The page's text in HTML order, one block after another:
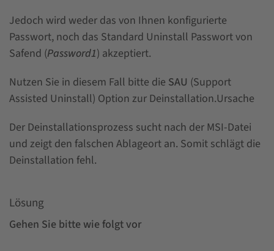
Jedoch wird weder das von Ihnen konfigurierte
Passwort, noch das Standard Uninstall Passwort von
Safend (Password1) akzeptiert.
Nutzen Sie in diesem Fall bitte die SAU (Support
Assisted Uninstall) Option zur Deinstallation.Ursache
Der Deinstallationsprozess sucht nach der MSI-Datei
und zeigt den falschen Ablageort an. Somit schlägt die
Deinstallation fehl.
Lösung
Gehen Sie bitte wie folgt vor